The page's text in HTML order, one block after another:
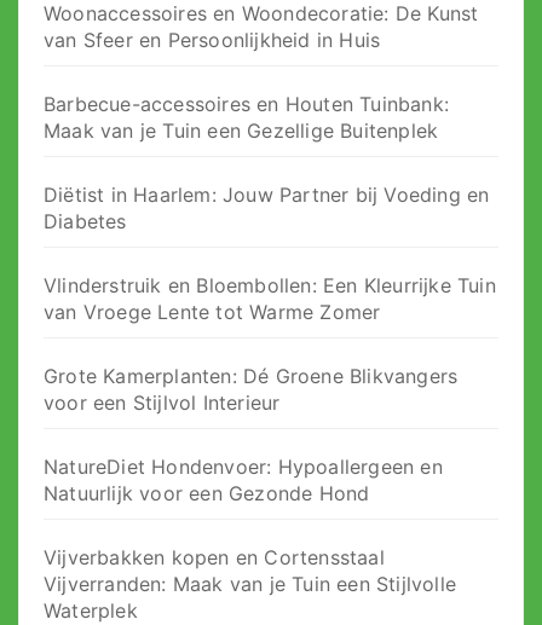
Woonaccessoires en Woondecoratie: De Kunst
van Sfeer en Persoonlijkheid in Huis
Barbecue-accessoires en Houten Tuinbank:
Maak van je Tuin een Gezellige Buitenplek
Diëtist in Haarlem: Jouw Partner bij Voeding en
Diabetes
Vlinderstruik en Bloembollen: Een Kleurrijke Tuin
van Vroege Lente tot Warme Zomer
Grote Kamerplanten: Dé Groene Blikvangers
voor een Stijlvol Interieur
NatureDiet Hondenvoer: Hypoallergeen en
Natuurlijk voor een Gezonde Hond
Vijverbakken kopen en Cortensstaal
Vijverranden: Maak van je Tuin een Stijlvolle
Waterplek